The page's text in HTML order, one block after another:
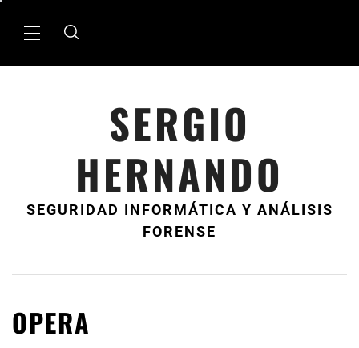
MenÃº
SERGIO
HERNANDO
SEGURIDAD INFORMÁTICA Y ANÁLISIS
FORENSE
OPERA